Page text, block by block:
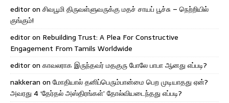
editoron சிவபூமி திருவள்ளுவருக்கு மதச் சாயப் பூச்சு – நெற்றியில்
குங்கும்!
editoron Rebuilding Trust: A Plea For Constructive
Engagement From Tamils Worldwide
editoron காவலராக இருந்தவர் மதகுரு போலே பாபா ஆனது எப்படி?
nakkeran on மோதியால் தனிப்பெரும்பான்மை பெற முடியாதது ஏன்?
அவரது 4 ‘தேர்தல் அஸ்திரங்கள்’ தோல்வியடைந்தது எப்படி?